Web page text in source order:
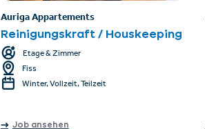
Auriga Appartements
Reinigungskraft / Houskeeping
Etage & Zimmer
Fiss
Winter, Vollzeit, Teilzeit
Job ansehen